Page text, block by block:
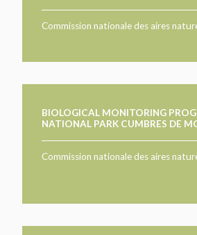
Commission nationale des aires
BIOLOGICAL MONITORING
NATIONAL PARK CUMBRES DE
Commission nationale des aires